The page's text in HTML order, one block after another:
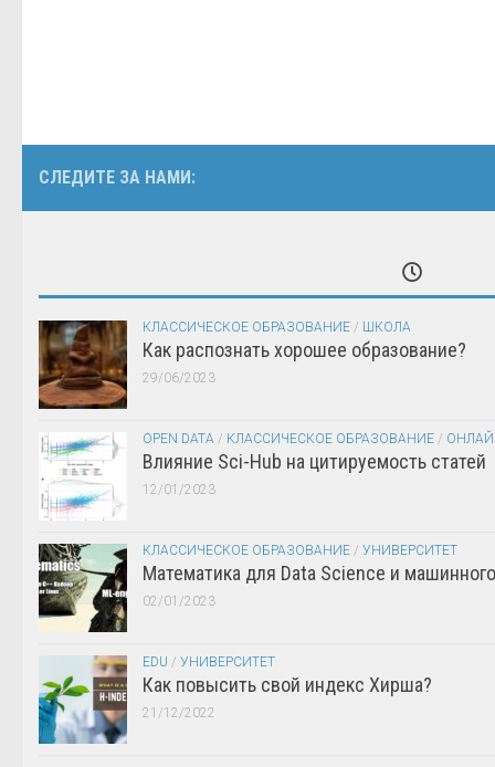
СЛЕДИТЕ ЗА НАМИ:
КЛАССИЧЕСКОЕ ОБРАЗОВАНИЕ / ШКОЛА
Как распознать хорошее образование?
29/06/2023
OPEN DATA / КЛАССИЧЕСКОЕ ОБРАЗОВАНИЕ /
Влияние Sci-Hub на цитируемость статей
12/01/2023
КЛАССИЧЕСКОЕ ОБРАЗОВАНИЕ / УНИВЕРСИТЕТ
Математика для Data Science и
02/01/2023
EDU / УНИВЕРСИТЕТ
Как повысить свой индекс Хирша?
21/12/2022